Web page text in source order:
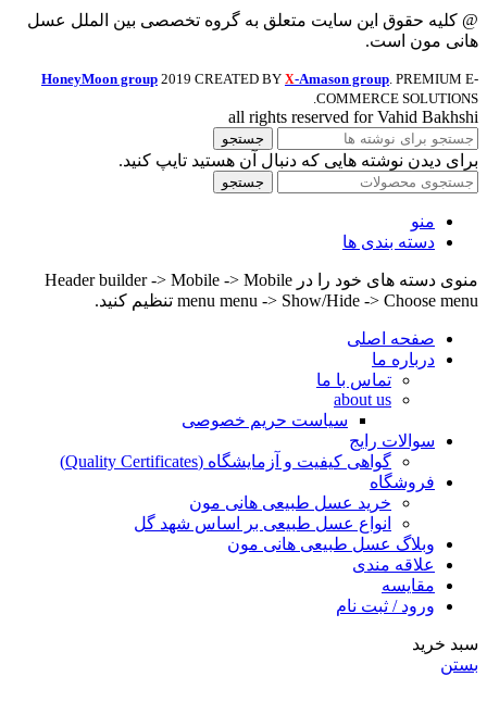
@ کلیه حقوق این سایت متعلق به گروه تخصصی بین الملل عسل
هانی مون است.
HoneyMoon group 2019 CREATED BY X-Amason group. PREMIUM E-
COMMERCE SOLUTIONS.
all rights reserved for Vahid Bakhshi
جستجو
برای دیدن نوشته هایی که دنبال آن هستید تایپ کنید.
جستجو
منو
دسته بندی ها
منوی دسته های خود را در Header builder -> Mobile -> Mobile
menu menu -> Show/Hide -> Choose menu تنظیم کنید.
صفحه اصلی
درباره ما
تماس با ما
about us
سیاست حریم خصوصی
سوالات رایج
گواهی کیفیت و آزمایشگاه (Quality Certificates)
فروشگاه
خرید عسل طبیعی هانی مون
انواع عسل طبیعی بر اساس شهد گل
وبلاگ عسل طبیعی هانی مون
علاقه مندی
مقایسه
ورود / ثبت نام
سبد خرید
بستن